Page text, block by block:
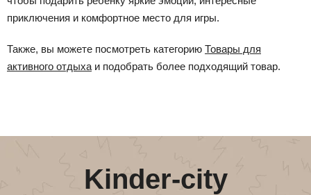
приключения и комфортное место для игры.
Также, вы можете посмотреть категорию Товары для
активного отдыха и подобрать более подходящий товар.
Kinder-city